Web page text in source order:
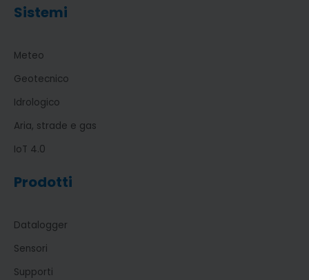
Sistemi
Meteo
Geotecnico
Idrologico
Aria, strade e gas
IoT 4.0
Prodotti
Datalogger
Sensori
Supporti